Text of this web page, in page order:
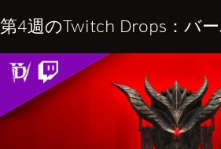
第4週のTwitch Drops：バ